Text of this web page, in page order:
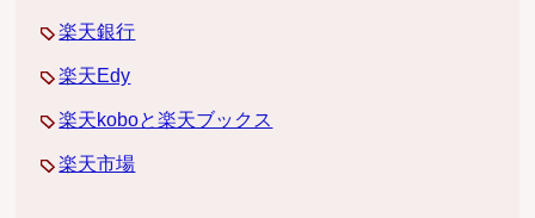
楽天銀行
楽天Edy
楽天koboと楽天ブックス
楽天市場